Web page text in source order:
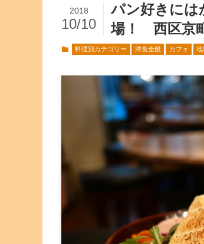
パン好きには
場！ 西区京
2018
10/10
料理別カテゴリー 洋食全般 カフェ 地